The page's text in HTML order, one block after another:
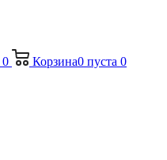
0 Корзина0 пуста 0